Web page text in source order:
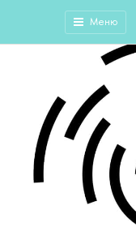
Меню